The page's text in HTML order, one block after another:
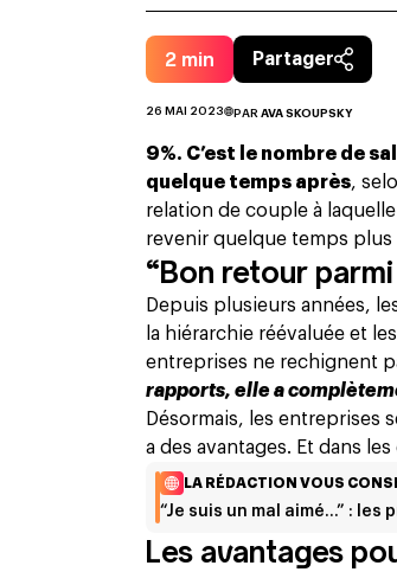
2 min Partager
26 MAI 2023 PAR AVA SKOUPSKY
9%. C’est le nombre de
quelque temps après,
relation de couple à
revenir quelque temps
“Bon retour
Depuis plusieurs années,
la hiérarchie réévaluée et
entreprises ne rechignent
rapports, elle a
Désormais, les entreprises
a des avantages. Et dans
LA RÉDACTION VOUS
“Je suis un mal aimé…” : les
Les avantages